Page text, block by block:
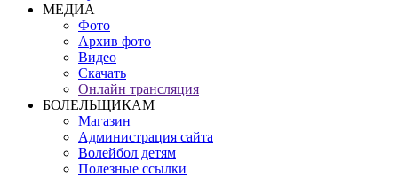
МЕДИА
Фото
Архив фото
Видео
Скачать
Онлайн трансляция
БОЛЕЛЬЩИКАМ
Магазин
Администрация сайта
Волейбол детям
Полезные ссылки